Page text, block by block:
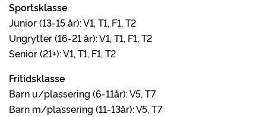
Sportsklasse
Junior (13-15 år): V1, T1, F1, T2
Ungrytter (16-21 år): V1, T1, F1, T2
Senior (21+): V1, T1, F1, T2
Fritidsklasse
Barn u/plassering (6-11år): V5, T7
Barn m/plassering (11-13år): V5, T7